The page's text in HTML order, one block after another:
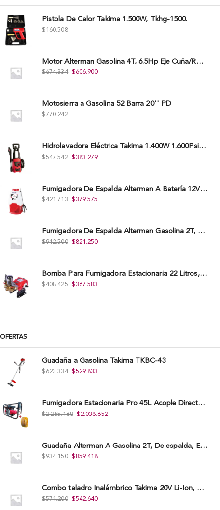
Pistola De Calor Takima 1.500W, Tkhg-1500.
$ 160.508
Motor Alterman Gasolina 4T, 6.5Hp Eje Cuña/Rosca 3/4", Xge65K.
$674.334 $606.900
Motosierra a Gasolina 52 Barra 20'' PD
$770.242
Hidrolavadora Eléctrica Takima 1.400W 1.600Psi, Tkepw-1600-A.
$547.542 $383.279
Fumigadora De Espalda Alterman A Baterí­a 12V/12Ah, 20Litros, Xkes20.
$421.713 $379.575
Fumigadora De Espalda Alterman Gasolina 2T, 26 Cc, Bomba Nylon Libre Mantenimiento, Tf900-A.
$912.500 $821.250
Bomba Para Fumigadora Estacionaria 22 Litros, Xp22-I.
$408.425 $367.583
OFERTAS
Guadaña a Gasolina Takima TKBC-43
$623.334 $529.833
Fumigadora Estacionaria Pro 45L Acople Directo con Accesorios
$2.265.168 $2.038.652
Guadaña Alterman A Gasolina 2T, De espalda, Eje Flexible, 43Cc, Xbc43B-I
$934.150 $859.418
Combo taladro Inalámbrico Takima 20V Li-Ion, Tklcd-20. + Polichadora Takima 7″ 1.200W, Tksp-180-D.
$571.200 $542.640